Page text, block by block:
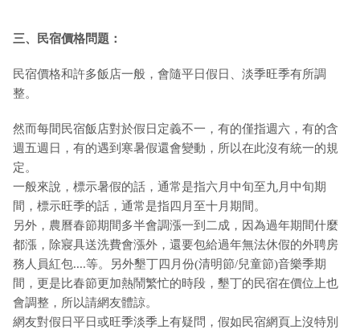
三、民宿價格問題：
民宿價格和許多飯店一般，會隨平日假日、淡季旺季有所調
整。
然而每間民宿飯店對於假日定義不一，有的僅指週六，有的含
週五週日，有的遇到寒暑假還會變動，所以在此沒有統一的規
定。
一般來說，標示暑假的話，通常是指六月中旬至九月中旬期
間，標示旺季的話，通常是指四月至十月期間。
另外，農曆春節期間多半會調漲一到二成，因為過年期間什麼
都漲，除寢具送洗費會漲外，還要包給過年無法休假的外聘房
務人員紅包....等。另外墾丁四月份(清明節/兒童節)音樂季期
間，更是比春節更加熱鬧繁忙的時段，墾丁的民宿在價位上也
會調整，所以請網友體諒。
網友對假日平日或旺季淡季上有疑問，假如民宿網頁上沒特別